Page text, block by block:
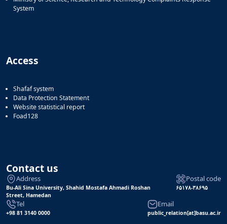
System
Access
Shafaf system
Data Protection Statement
Website statistical report
Foad128
Contact us
Address
Bu-Ali Sina University, Shahid Mostafa Ahmadi Roshan
Street, Hamedan
Postal code
۶۵۱۷۸-۳۸۶۹۵
Tel
+98 81 3140 0000
Email
public_relation[at]basu.ac.ir